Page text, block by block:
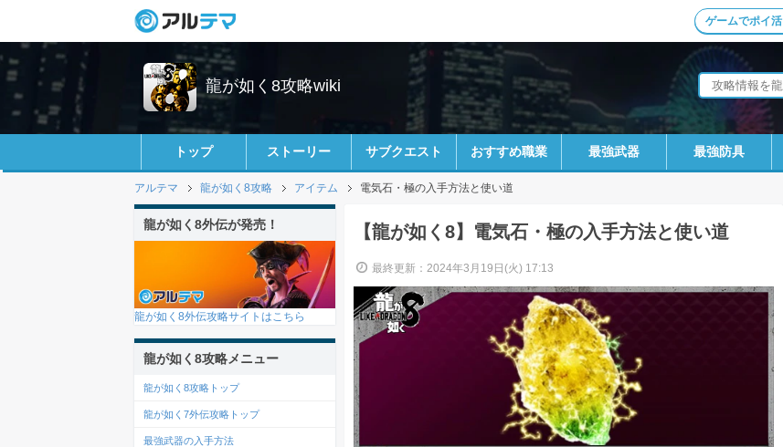
ゲームでポイ活
龍が如く8攻略wiki
トップ ストーリー サブクエスト おすすめ職業 最強武器 最強防具
アルテマ 龍が如く8攻略 アイテム 電気石・極の入手方法と使い道
【龍が如く8】電気石・極の入手方法と使い道
最終更新：2024年3月19日(火) 17:13
龍が如く8外伝が発売！
龍が如く8外伝攻略サイトはこちら
龍が如く8攻略メニュー
龍が如く8攻略トップ
龍が如く7外伝攻略トップ
最強武器の入手方法